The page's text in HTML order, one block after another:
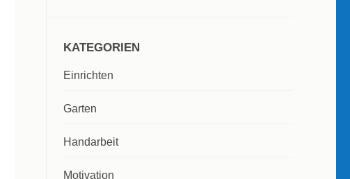
KATEGORIEN
Einrichten
Garten
Handarbeit
Motivation